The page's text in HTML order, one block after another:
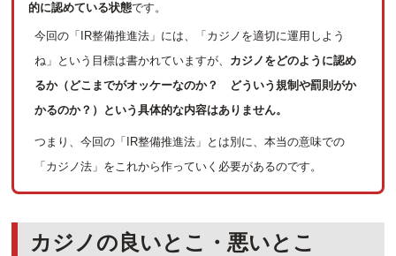
的に認めている状態です。
今回の「IR整備推進法」には、「カジノを適切に運用しよう
ね」という目標は書かれていますが、 カジノをどのように認め
るか（どこまでがオッケーなのか？ どういう規制や罰則がか
かるのか？）という具体的な内容はありません。
つまり、今回の「IR整備推進法」とは別に、本当の意味での
「カジノ法」をこれから作っていく必要があるのです。
カジノの良いとこ・悪いとこ